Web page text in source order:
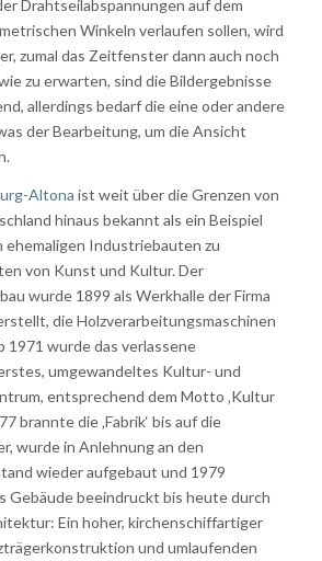
Drahtseilabspannungen auf dem
Winkeln verlaufen sollen, wird
zumal das Zeitfenster dann auch noch
zu erwarten, sind die Bildergebnisse
allerdings bedarf die eine oder andere
der Bearbeitung, um die Ansicht
Altona ist weit über die Grenzen von
hinaus bekannt als ein Beispiel
ehemaligen Industriebauten zu
von Kunst und Kultur. Der
wurde 1899 als Werkhalle der Firma
die Holzverarbeitungsmaschinen
1971 wurde das verlassene
umgewandeltes Kultur- und
entsprechend dem Motto ‚Kultur
brannte die ‚Fabrik‘ bis auf die
wurde in Anlehnung an den
wieder aufgebaut und 1979
Gebäude beeindruckt bis heute durch
Ein hoher, kirchenschiffartiger
und umlaufenden